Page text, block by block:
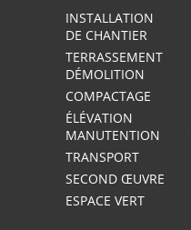
INSTALLATION
DE CHANTIER
TERRASSEMENT
DÉMOLITION
COMPACTAGE
ÉLÉVATION
MANUTENTION
TRANSPORT
SECOND ŒUVRE
ESPACE VERT